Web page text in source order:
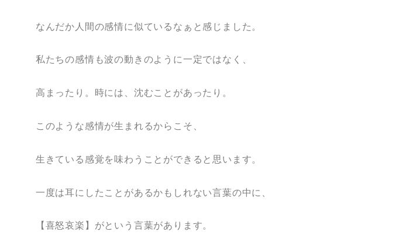
なんだか人間の感情に似ているなぁと感じました。
私たちの感情も波の動きのように一定ではなく、
高まったり。時には、沈むことがあったり。
このような感情が生まれるからこそ、
生きている感覚を味わうことができると思います。
一度は耳にしたことがあるかもしれない言葉の中に、
【喜怒哀楽】がという言葉があります。